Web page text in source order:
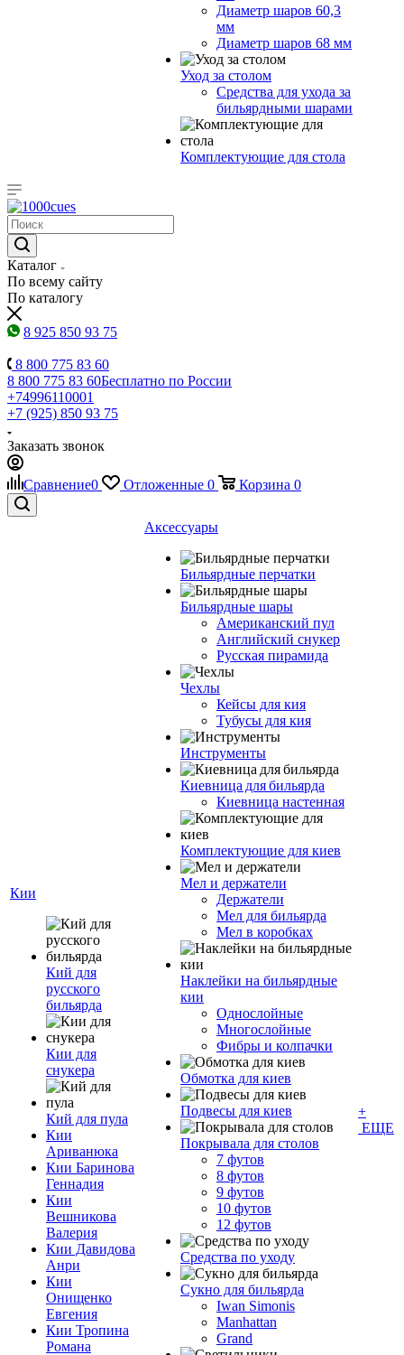
Диаметр шаров 60,3
мм
Диаметр шаров 68 мм
Уход за столом
Средства для ухода за
бильярдными шарами
Комплектующие для стола
Каталог
По всему сайту
По каталогу
8 925 850 93 75
8 800 775 83 60
8 800 775 83 60Бесплатно по России
+74996110001
+7 (925) 850 93 75
Заказать звонок
Сравнение0 Отложенные 0 Корзина 0
Кии
Кий для
русского
бильярда
Кии для
снукера
Кий для пула
Кии
Ариванюка
Кии Баринова
Геннадия
Кии
Вешникова
Валерия
Кии Давидова
Анри
Кии
Онищенко
Евгения
Кии Тропина
Романа
Аксессуары
Бильярдные перчатки
Бильярдные шары
Американский пул
Английский снукер
Русская пирамида
Чехлы
Кейсы для кия
Тубусы для кия
Инструменты
Киевница для бильярда
Киевница настенная
Комплектующие для киев
Мел и держатели
Держатели
Мел для бильярда
Мел в коробках
Наклейки на бильярдные
кии
Однослойные
Многослойные
Фибры и колпачки
Обмотка для киев
Подвесы для киев
Покрывала для столов
7 футов
8 футов
9 футов
10 футов
12 футов
Средства по уходу
Сукно для бильярда
Iwan Simonis
Manhattan
Grand
+
ЕЩЕ